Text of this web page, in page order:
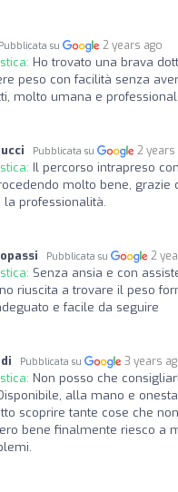
Pubblicata su 2 years ago
Ho trovato una brava
peso con facilità senza
molto umana e
Pubblicata su 2 years
Il percorso intrapreso
molto bene, grazie
professionalità.
Pubblicata su 2
Senza ansia e con
riuscita a trovare il peso
e facile da seguire
Pubblicata su 3 years
Non posso che
alla mano e
scoprire tante cose che
bene finalmente riesco a